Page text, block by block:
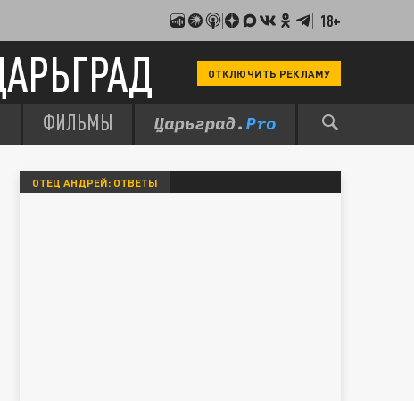
18+
ОТКЛЮЧИТЬ РЕКЛАМУ
ФИЛЬМЫ
ОТЕЦ АНДРЕЙ: ОТВЕТЫ